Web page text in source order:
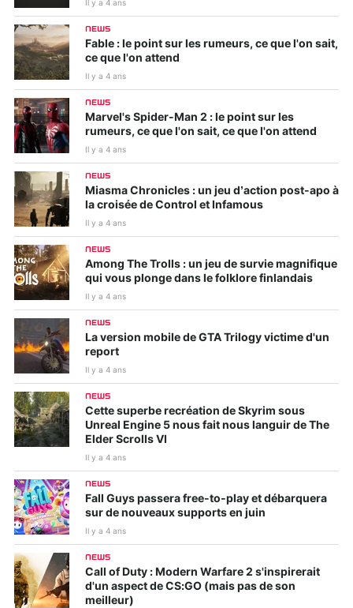
Il y a 4 ans
NEWS
Fable : le point sur les rumeurs, ce que l'on sait,
ce que l'on attend
Il y a 4 ans
NEWS
Marvel's Spider-Man 2 : le point sur les
rumeurs, ce que l'on sait, ce que l'on attend
Il y a 4 ans
NEWS
Miasma Chronicles : un jeu d’action post-apo à
la croisée de Control et Infamous
Il y a 4 ans
NEWS
Among The Trolls : un jeu de survie magnifique
qui vous plonge dans le folklore finlandais
Il y a 4 ans
NEWS
La version mobile de GTA Trilogy victime d'un
report
Il y a 4 ans
NEWS
Cette superbe recréation de Skyrim sous
Unreal Engine 5 nous fait nous languir de The
Elder Scrolls VI
Il y a 4 ans
NEWS
Fall Guys passera free-to-play et débarquera
sur de nouveaux supports en juin
Il y a 4 ans
NEWS
Call of Duty : Modern Warfare 2 s'inspirerait
d'un aspect de CS:GO (mais pas de son
meilleur)